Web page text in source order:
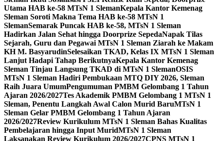
Utama HAB ke-58 MTsN 1 SlemanKepala Kantor Kemenag
Sleman Soroti Makna Tema HAB ke-58 MTsN 1
SlemanSemarak Puncak HAB ke-58, MTsN 1 Sleman
Hadirkan Jalan Sehat hingga Doorprize SepedaNapak Tilas
Sejarah, Guru dan Pegawai MTsN 1 Sleman Ziarah ke Makam
KH M. BasyarudinSelesaikan TKAD, Kelas IX MTsN 1 Sleman
Lanjut Hadapi Tahap BerikutnyaKepala Kantor Kemenag
Sleman Tinjau Langsung TKAD di MTsN 1 SlemanOSIS
MTsN 1 Sleman Hadiri Pembukaan MTQ DIY 2026, Sleman
Raih Juara UmumPengumuman PMBM Gelombang 1 Tahun
Ajaran 2026/2027Tes Akademik PMBM Gelombang 1 MTsN 1
Sleman, Penentu Langkah Awal Calon Murid BaruMTsN 1
Sleman Gelar PMBM Gelombang 1 Tahun Ajaran
2026/2027Review Kurikulum MTsN 1 Sleman Bahas Kualitas
Pembelajaran hingga Input MuridMTsN 1 Sleman
Laksanakan Review Kurikulum 2026/2027CPNS MTsN 1